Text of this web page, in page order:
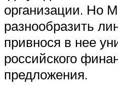
организации. Но
разнообразить
привнося в нее
российского
предложения.